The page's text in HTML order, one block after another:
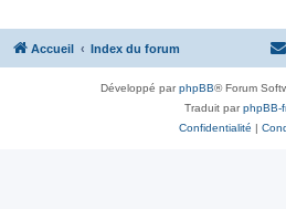
Accueil Index du forum
Développé parphpBB® Forum
Traduit parphpBB-
Confidentialité |